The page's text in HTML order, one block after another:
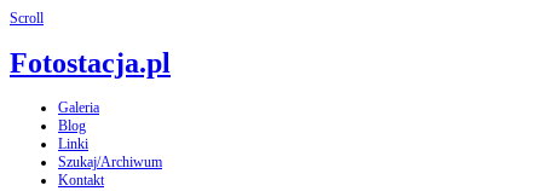
Scroll
Fotostacja.pl
Galeria
Blog
Linki
Szukaj/Archiwum
Kontakt